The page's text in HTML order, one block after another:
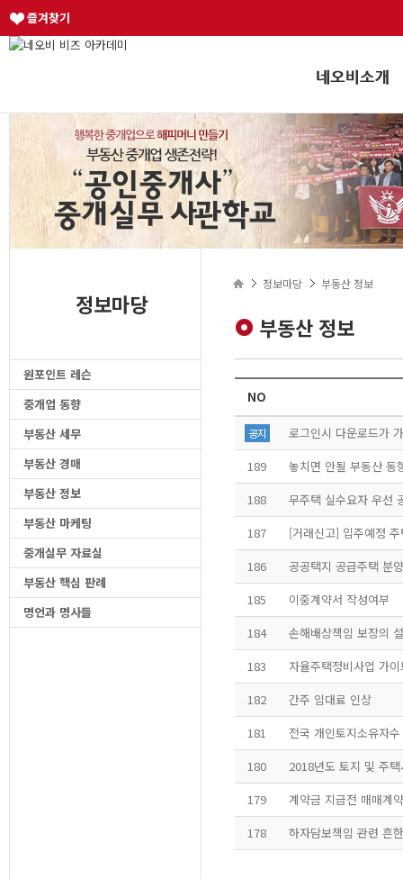
즐겨찾기
정보마당
원포인트 레슨
중개업 동향
부동산 세무
부동산 경매
부동산 정보
부동산 마케팅
중개실무 자료실
부동산 핵심 판례
명언과 명사들
정보마당 부동산 정보
부동산 정보
NO
공지
로그인시 다운로드가
189
놓치면 안될 부동산
188
187
186
공공택지 공급주택 분
185
이중계약서 작성여부
184
손해배상책임 보장의
183
자율주택정비사업 가
182
간주 임대료 인상
181
전국 개인토지소유자
180
2018년도 토지 및 주
179
계약금 지급전 매매계
178
하자담보책임 관련 흔